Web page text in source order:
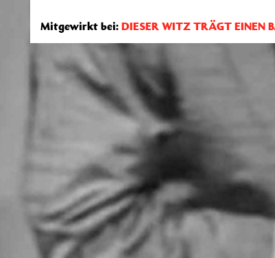
Mitgewirkt bei: DIESER WITZ TRÄGT EINEN